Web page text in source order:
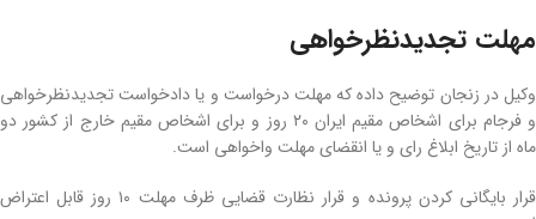
مهلت تجدیدنظرخواهی
وکیل در زنجان توضیح داده که مهلت درخواست و یا دادخواست تجدیدنظرخواهی
و فرجام برای اشخاص مقیم ایران ۲۰ روز و برای اشخاص مقیم خارج از کشور دو
ماه از تاریخ ابلاغ رای و یا انقضای مهلت واخواهی است.
قرار بایگانی کردن پرونده و قرار نظارت قضایی ظرف مهلت ۱۰ روز قابل اعتراض